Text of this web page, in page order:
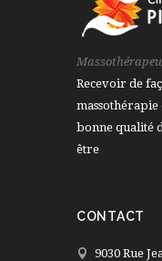
Recevoir de
bonne qualité
être
CONTACT
9030 Rue